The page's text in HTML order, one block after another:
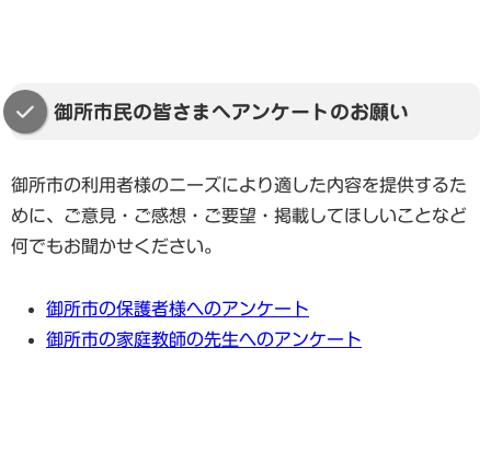
御所市民の皆さまへアンケートのお願い
御所市の利用者様のニーズにより適した内容を提供するた
めに、ご意見・ご感想・ご要望・掲載してほしいことなど
何でもお聞かせください。
御所市の保護者様へのアンケート
御所市の家庭教師の先生へのアンケート